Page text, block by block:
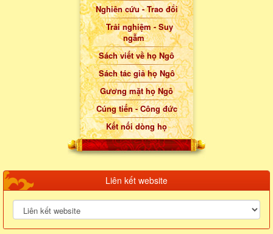
Nghiên cứu - Trao đổi
Trải nghiệm - Suy
ngẫm
Sách viết về họ Ngô
Sách tác giả họ Ngô
Gương mặt họ Ngô
Cúng tiến - Công đức
Kết nối dòng họ
Liên kết website